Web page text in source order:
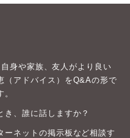
身や家族、友人がより良い
（アドバイス）をQ&Aの形で
き、誰に話しますか？
ーネットの掲示板など相談す